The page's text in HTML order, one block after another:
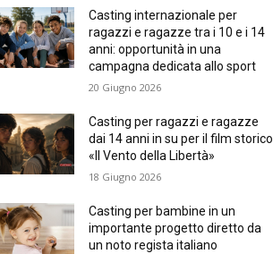
Casting internazionale per
ragazzi e ragazze tra i 10 e i 14
anni: opportunità in una
campagna dedicata allo sport
20 Giugno 2026
Casting per ragazzi e ragazze
dai 14 anni in su per il film storico
«Il Vento della Libertà»
18 Giugno 2026
Casting per bambine in un
importante progetto diretto da
un noto regista italiano